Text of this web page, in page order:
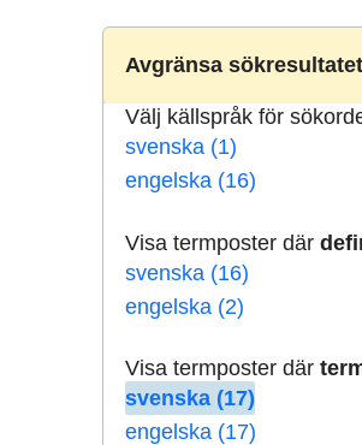
Avgränsa sökresultatet
Välj källspråk för
svenska (1)
engelska (16)
Visa termposter där
svenska (16)
engelska (2)
Visa termposter där
svenska (17)
engelska (17)